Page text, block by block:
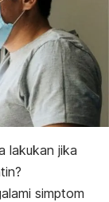
lakukan jika
simptom